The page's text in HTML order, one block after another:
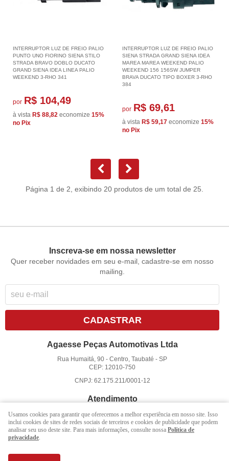
INTERRUPTOR LUZ DE FREIO PALIO
PUNTO UNO FIORINO SIENA STILO
STRADA BRAVO DOBLO DUCATO
GRAND SIENA IDEA LINEA PALIO
WEEKEND 3-RHO 341
por R$ 104,49
à vista R$ 88,82 economize 15%
no Pix
INTERRUPTOR LUZ DE FREIO PALIO
SIENA STRADA GRAND SIENA IDEA
MAREA MAREA WEEKEND PALIO
WEEKEND 156 156SW JUMPER
BRAVA DUCATO TIPO BOXER 3-RHO
384
por R$ 69,61
à vista R$ 59,17 economize 15%
no Pix
Página 1 de 2, exibindo 20 produtos de um total de 25.
Inscreva-se em nossa newsletter
Quer receber novidades em seu e-mail, cadastre-se em nosso
mailing.
CADASTRAR
Agaesse Peças Automotivas Ltda
Rua Humaitá, 90 -Centro, Taubaté -SP
CEP: 12010-750
CNPJ: 62.175.211/0001-12
Atendimento
(12)3625-3322
(12)3625-3322(WhatsApp)
Usamos cookies para garantir que oferecemos a melhor experiência em nosso site. Isso
inclui cookies de sites de redes sociais de terceiros e cookies de publicidade que podem
analisar seu uso deste site. Para mais informações, consulte nossa Política de
privacidade.